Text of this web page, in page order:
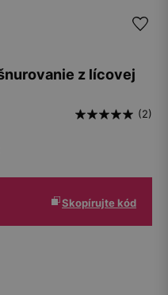
z lícovej
(2)
Skopírujte kód